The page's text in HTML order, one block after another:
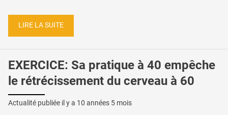
LIRE LA SUITE
EXERCICE: Sa pratique à 40 empêche
le rétrécissement du cerveau à 60
Actualité publiée il y a 10 années 5 mois